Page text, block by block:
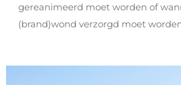
gereanimeerd moet worden of
(brand)wond verzorgd moet